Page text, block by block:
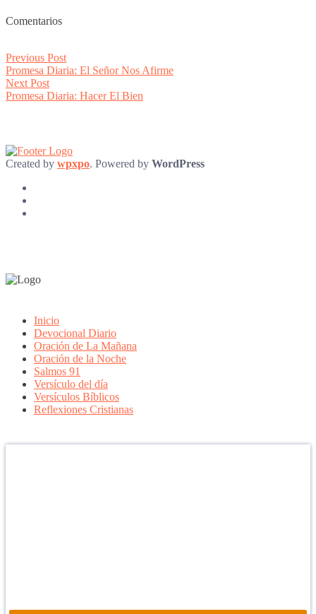
Comentarios
Post
navigation
Previous PostPrevious
post:
Promesa Diaria: El Señor Nos Afirme
Next PostNext
post:
Promesa Diaria: Hacer El Bien
Created by wpxpo. Powered by WordPress
Inicio
Devocional Diario
Oración de La Mañana
Oración de la Noche
Salmos 91
Versículo del día
Versículos Bíblicos
Reflexiones Cristianas